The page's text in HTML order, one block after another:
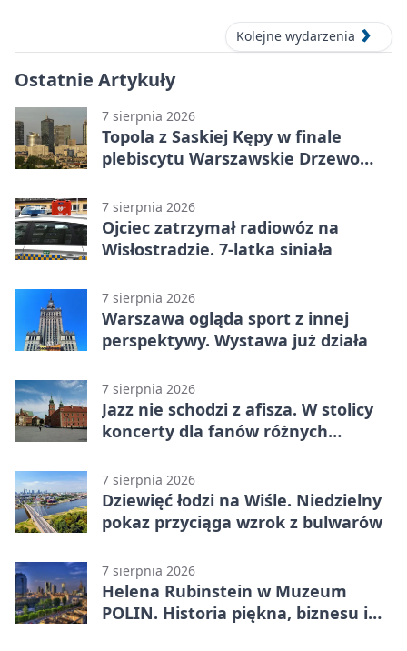
Kolejne wydarzenia
Ostatnie Artykuły
7 sierpnia 2026
Topola z Saskiej Kępy w finale
plebiscytu Warszawskie Drzewo
7 sierpnia 2026
Ojciec zatrzymał radiowóz na
Wisłostradzie. 7-latka siniała
7 sierpnia 2026
Warszawa ogląda sport z innej
perspektywy. Wystawa już działa
7 sierpnia 2026
Jazz nie schodzi z afisza. W stolicy
koncerty dla fanów różnych
7 sierpnia 2026
Dziewięć łodzi na Wiśle. Niedzielny
pokaz przyciąga wzrok z bulwarów
7 sierpnia 2026
Helena Rubinstein w Muzeum
POLIN. Historia piękna, biznesu i